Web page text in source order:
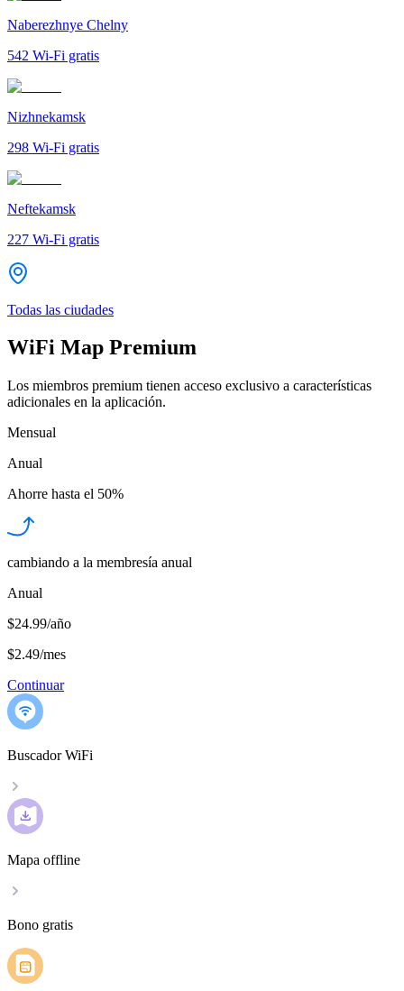
Naberezhnye Chelny
542 Wi-Fi gratis
Nizhnekamsk
298 Wi-Fi gratis
Neftekamsk
227 Wi-Fi gratis
Todas las ciudades
WiFi Map Premium
Los miembros premium tienen acceso exclusivo a características
adicionales en la aplicación.
Mensual
Anual
Ahorre hasta el 50%
cambiando a la membresía anual
Anual
$24.99/año
$2.49/mes
Continuar
Buscador WiFi
Mapa offline
Bono gratis